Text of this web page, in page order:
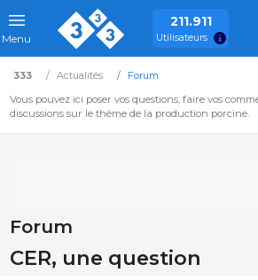
Menu
211.911
Utilisateurs
333 Actualités
Forum
Vous pouvez ici poser vos questions, faire vos
discussions sur le thème de la production porcine.
Forum
CER, une question